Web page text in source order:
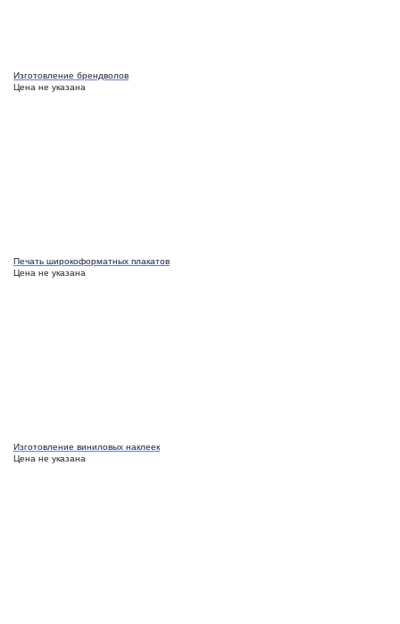
Изготовление брендволов
Цена не указана
Печать широкоформатных плакатов
Цена не указана
Изготовление виниловых наклеек
Цена не указана